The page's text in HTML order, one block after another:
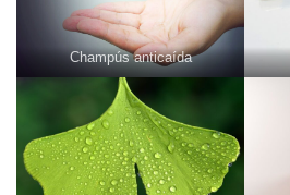
Champús anticaída